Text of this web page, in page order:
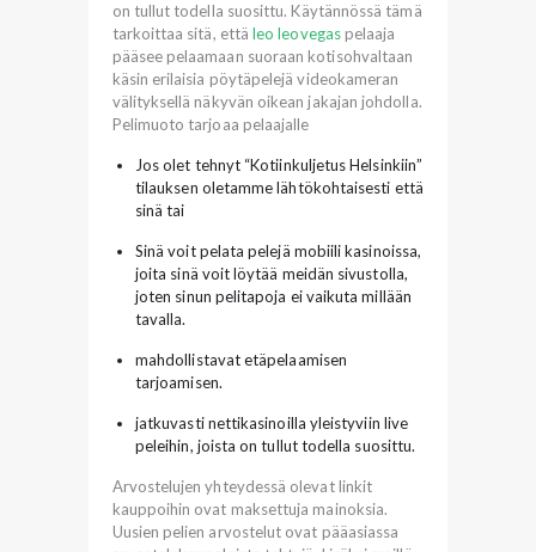
on tullut todella suosittu. Käytännössä tämä
tarkoittaa sitä, ettäleo leovegaspelaaja
pääsee pelaamaan suoraan kotisohvaltaan
käsin erilaisia pöytäpelejä videokameran
välityksellä näkyvän oikean jakajan johdolla.
Pelimuoto tarjoaa pelaajalle
Jos olet tehnyt “Kotiinkuljetus Helsinkiin”
tilauksen oletamme lähtökohtaisesti että
sinä tai
Sinä voit pelata pelejä mobiili kasinoissa,
joita sinä voit löytää meidän sivustolla,
joten sinun pelitapoja ei vaikuta millään
tavalla.
mahdollistavat etäpelaamisen
tarjoamisen.
jatkuvasti nettikasinoilla yleistyviin live
peleihin, joista on tullut todella suosittu.
Arvostelujen yhteydessä olevat linkit
kauppoihin ovat maksettuja mainoksia.
Uusien pelien arvostelut ovat pääasiassa